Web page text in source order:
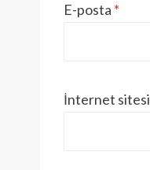
E-posta *
İnternet sitesi